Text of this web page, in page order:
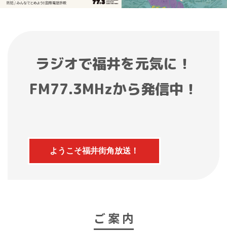
ラジオで福井を元気に！
FM77.3MHzから発信中！
ようこそ福井街角放送！
ご 案 内